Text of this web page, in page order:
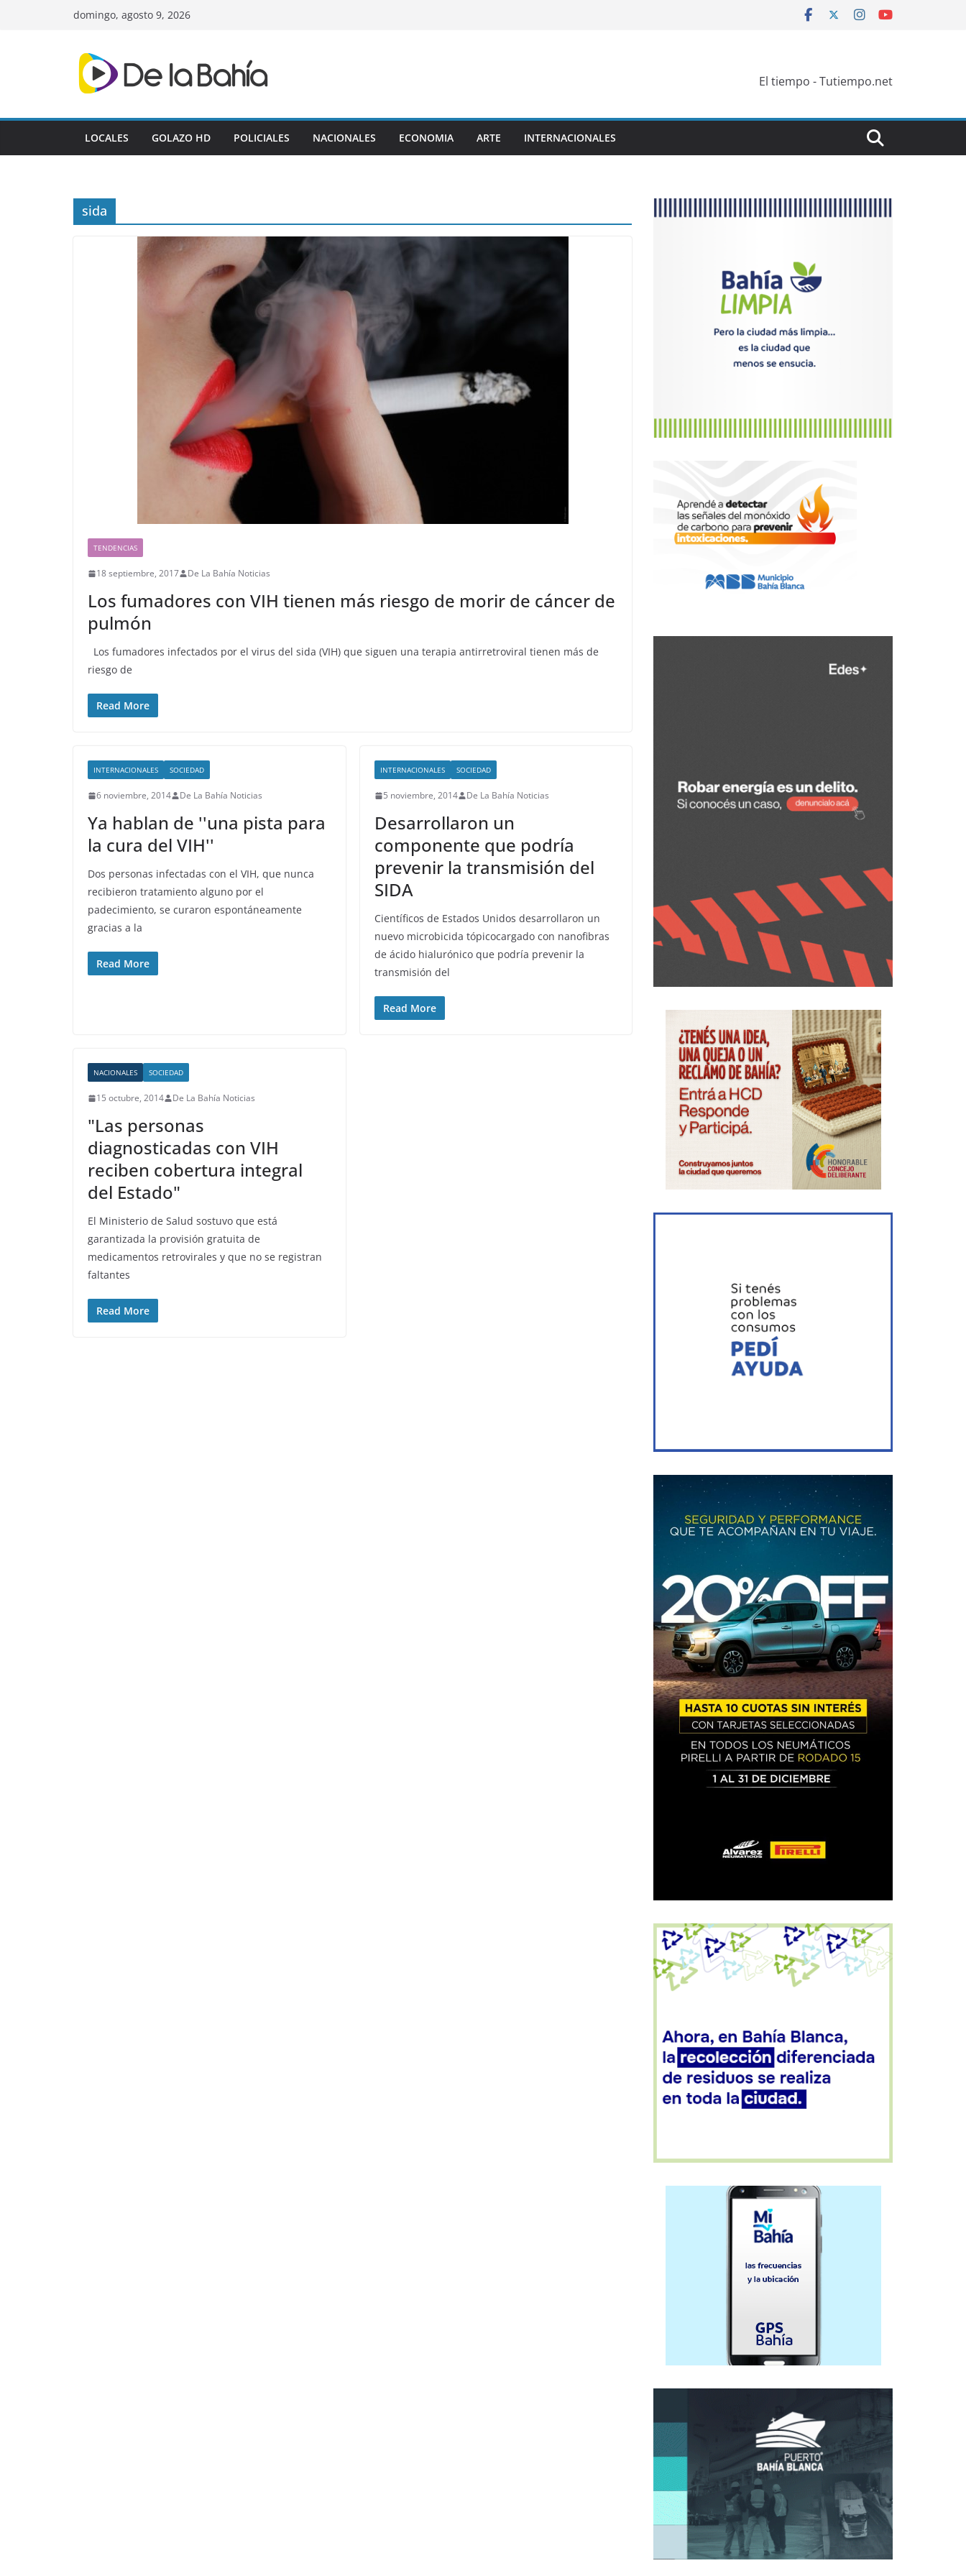
domingo, agosto 9, 2026
El tiempo - Tutiempo.net
LOCALES GOLAZO HD POLICIALES NACIONALES ECONOMIA ARTE INTERNACIONALES
sida
TENDENCIAS
18 septiembre, 2017 De La Bahía Noticias
Los fumadores con VIH tienen más riesgo de morir de cáncer de
pulmón
Los fumadores infectados por el virus del sida (VIH) que siguen una terapia antirretroviral tienen más de
riesgo de
Read More
INTERNACIONALES SOCIEDAD
6 noviembre, 2014 De La Bahía Noticias
Ya hablan de ''una pista para
la cura del VIH''
Dos personas infectadas con el VIH, que nunca
recibieron tratamiento alguno por el
padecimiento, se curaron espontáneamente
gracias a la
Read More
INTERNACIONALES SOCIEDAD
5 noviembre, 2014 De La Bahía Noticias
Desarrollaron un
componente que podría
prevenir la transmisión del
SIDA
Científicos de Estados Unidos desarrollaron un
nuevo microbicida tópicocargado con nanofibras
de ácido hialurónico que podría prevenir la
transmisión del
Read More
NACIONALES SOCIEDAD
15 octubre, 2014 De La Bahía Noticias
"Las personas
diagnosticadas con VIH
reciben cobertura integral
del Estado"
El Ministerio de Salud sostuvo que está
garantizada la provisión gratuita de
medicamentos retrovirales y que no se registran
faltantes
Read More